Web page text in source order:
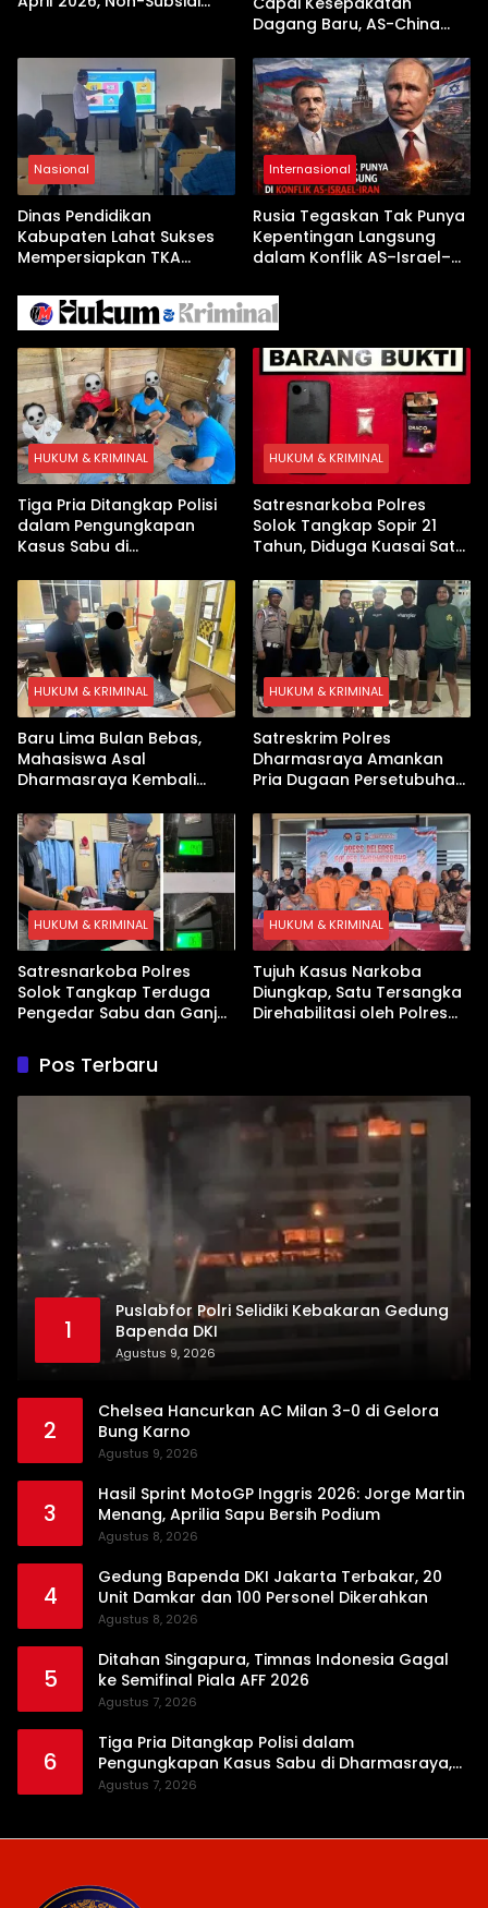
Dagang Baru, AS-China
Jelang Kunjungan Beijing
Nasional
Dinas Pendidikan
Kabupaten Lahat Sukses
Mempersiapkan TKA
Pembekalan Latihan Soal
Tanpa Internet
Internasional
Rusia Tegaskan Tak Punya
Kepentingan Langsung
dalam Konflik AS–Israel–
HUKUM & KRIMINAL
Tiga Pria Ditangkap Polisi
dalam Pengungkapan
Kasus Sabu di
Digital hingga Bong Disita
HUKUM & KRIMINAL
Satresnarkoba Polres
Solok Tangkap Sopir 21
Tahun, Diduga Kuasai Satu
HUKUM & KRIMINAL
Baru Lima Bulan Bebas,
Mahasiswa Asal
Dharmasraya Kembali
HUKUM & KRIMINAL
Satreskrim Polres
Dharmasraya Amankan
Pria Dugaan Persetubuhan
HUKUM & KRIMINAL
Satresnarkoba Polres
Solok Tangkap Terduga
Pengedar Sabu dan Ganja
HUKUM & KRIMINAL
Tujuh Kasus Narkoba
Diungkap, Satu Tersangka
Direhabilitasi oleh Polres
Pos Terbaru
1
Puslabfor Polri Selidiki Kebakaran Gedung
Bapenda DKI
Agustus 9, 2026
2
Chelsea Hancurkan AC Milan 3-0 di Gelora
Bung Karno
Agustus 9, 2026
3
Hasil Sprint MotoGP Inggris 2026: Jorge Martin
Menang, Aprilia Sapu Bersih Podium
Agustus 8, 2026
4
Gedung Bapenda DKI Jakarta Terbakar, 20
Unit Damkar dan 100 Personel Dikerahkan
Agustus 8, 2026
5
Ditahan Singapura, Timnas Indonesia Gagal
ke Semifinal Piala AFF 2026
Agustus 7, 2026
6
Tiga Pria Ditangkap Polisi dalam
Pengungkapan Kasus Sabu di Dharmasraya,
Timbangan Digital hingga Bong Disita
Agustus 7, 2026